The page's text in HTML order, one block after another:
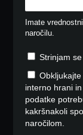
Imate
naročilu.
Strinjam
interno hrani
podatke
kakršnakoli
naročilom.